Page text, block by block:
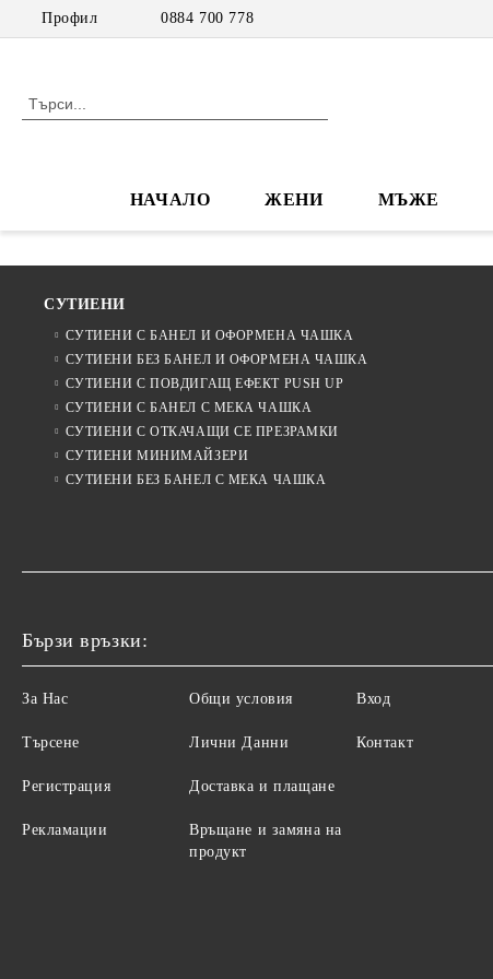
Профил 0884 700 778
НАЧАЛО ЖЕНИ МЪЖЕ
СУТИЕНИ
СУТИЕНИ С БАНЕЛ И ОФОРМЕНА ЧАШКА
СУТИЕНИ БЕЗ БАНЕЛ И ОФОРМЕНА ЧАШКА
СУТИЕНИ С ПОВДИГАЩ ЕФЕКТ PUSH UP
СУТИЕНИ С БАНЕЛ С МЕКА ЧАШКА
СУТИЕНИ С ОТКАЧАЩИ СЕ ПРЕЗРАМКИ
СУТИЕНИ МИНИМАЙЗЕРИ
СУТИЕНИ БЕЗ БАНЕЛ С МЕКА ЧАШКА
Бързи връзки:
За Нас
Търсене
Регистрация
Рекламации
Общи условия
Лични Данни
Доставка и плащане
Връщане и замяна на
продукт
Вход
Контакт